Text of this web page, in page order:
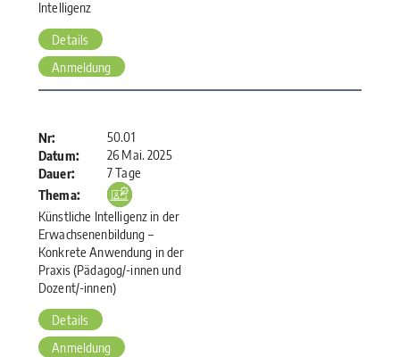
Intelligenz
Details
Anmeldung
Nr: 50.01
Thema:
Künstliche Intelligenz in der
Erwachsenenbildung –
Konkrete Anwendung in der
Praxis (Pädagog/-innen und
Dozent/-innen)
Details
Anmeldung
Datum:
26 Mai. 2025
Dauer:
7 Tage